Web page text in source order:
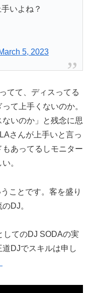
いよね？
5, 2023
てて、ディスってる
て上手くないのか。
ないのか」と残念に思
さんが上手いと言っ
あってるしモニター
。
ことです。客を盛り
DJ。
してのDJ SODAの実
DJでスキルは申し